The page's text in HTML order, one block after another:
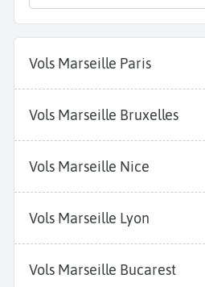
Vols Marseille Paris
Vols Marseille Bruxelles
Vols Marseille Nice
Vols Marseille Lyon
Vols Marseille Bucarest